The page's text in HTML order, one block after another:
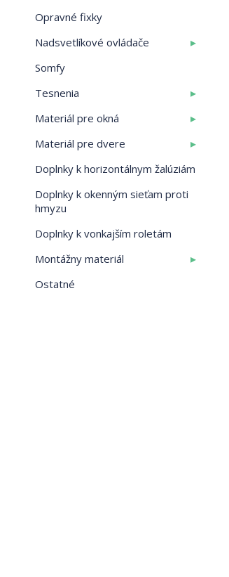
Opravné fixky
Nadsvetlíkové ovládače
▸
Somfy
Tesnenia
▸
Materiál pre okná ▸
Materiál pre dvere ▸
Doplnky k horizontálnym žalúziám
Doplnky k okenným sieťam proti
hmyzu
Doplnky k vonkajším roletám
Montážny materiál
▸
Ostatné